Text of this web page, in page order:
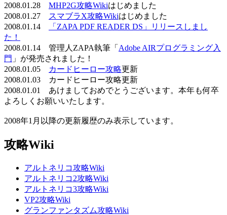
2008.01.28 MHP2G攻略Wikiはじめました
2008.01.27
スマブラX攻略Wikiはじめました
2008.01.14
「ZAPA PDF READER DS」リリースしまし
た！
2008.01.14 管理人ZAPA執筆「 Adobe AIRプログラミング入
門 」が発売されました！
2008.01.05
カードヒーロー攻略更新
2008.01.03 カードヒーロー攻略更新
2008.01.01 あけましておめでとうございます。本年も何卒
よろしくお願いいたします。
2008年1月以降の更新履歴のみ表示しています。
攻略Wiki
アルトネリコ攻略Wiki
アルトネリコ2攻略Wiki
アルトネリコ3攻略Wiki
VP2攻略Wiki
グランファンタズム攻略Wiki